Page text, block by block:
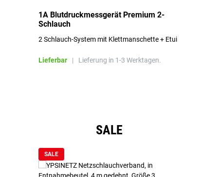
1A Blutdruckmessgerät Premium 2-
Schlauch
2 Schlauch-System mit Klettmanschette + Etui
Lieferbar | Lieferung in 1-3 Werktagen.
SALE
SALE